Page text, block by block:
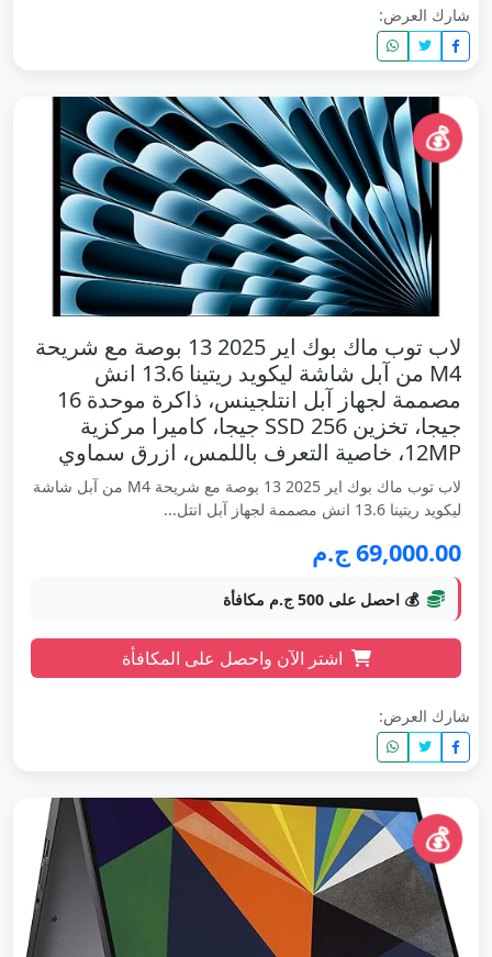
شارك العرض:
💰
لاب توب ماك بوك اير 2025 13 بوصة مع شريحة
M4 من آبل شاشة ليكويد ريتينا 13.6 انش
مصممة لجهاز آبل انتلجينس، ذاكرة موحدة 16
جيجا، تخزين SSD 256 جيجا، كاميرا مركزية
12MP، خاصية التعرف باللمس، ازرق سماوي
لاب توب ماك بوك اير 2025 13 بوصة مع شريحة M4 من آبل شاشة
ليكويد ريتينا 13.6 انش مصممة لجهاز آبل انتل...
69,000.00 ج.م
💰 احصل على 500 ج.م مكافأة
اشتر الآن واحصل على المكافأة
شارك العرض:
💰